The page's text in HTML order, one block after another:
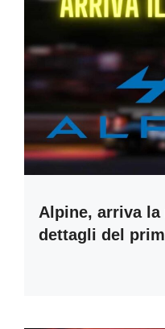
Alpine, arriva
dettagli del